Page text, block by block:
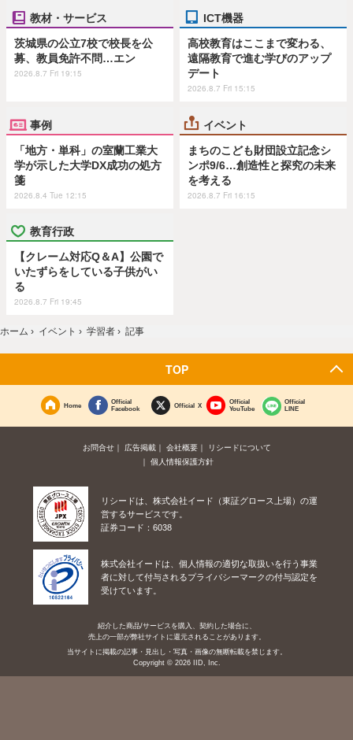
教材・サービス
茨城県の公立7校で校長を公
募、教員免許不問…エン
2026.8.7 Fri 19:15
ICT機器
高校教育はここまで変わる、
遠隔教育で進む学びのアップ
デート
2026.8.7 Fri 15:15
事例
「地方・単科」の室蘭工業大
学が示した大学DX成功の処方
箋
2026.8.4 Tue 12:15
イベント
まちのこども財団設立記念シ
ンポ9/6…創造性と探究の未来
を考える
2026.8.7 Fri 16:15
教育行政
【クレーム対応Q＆A】公園で
いたずらをしている子供がい
る
2026.8.7 Fri 19:45
ホーム › イベント › 学習者 › 記事
TOP
Home
Official
Facebook
Official X
Official
YouTube
Official
LINE
お問合せ 広告掲載 会社概要
リシードについて
個人情報保護方針
リシードは、株式会社イード（東証グロース上場）の運
営するサービスです。
証券コード：6038
株式会社イードは、個人情報の適切な取扱いを行う事業
者に対して付与されるプライバシーマークの付与認定を
受けています。
紹介した商品/サービスを購入、契約した場合に、
売上の一部が弊社サイトに還元されることがあります。
当サイトに掲載の記事・見出し・写真・画像の無断転載を禁じます。
Copyright © 2026 IID, Inc.